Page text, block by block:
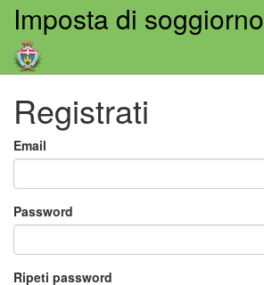
Imposta di soggiorno
Registrati
Email
Password
Ripeti password